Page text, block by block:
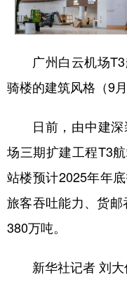
广州白云机场
骑楼的建筑风格（9月
日前，由中建
场三期扩建工程T3
站楼预计2025年年
旅客吞吐能力、货邮
380万吨。
新华社记者 刘